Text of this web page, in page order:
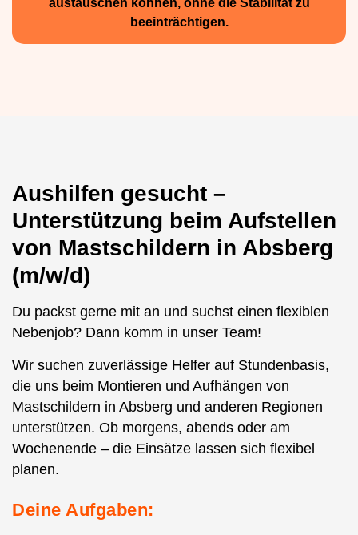
beeinträchtigen.
Aushilfen gesucht –
Unterstützung beim Aufstellen
von Mastschildern in Absberg
(m/w/d)
Du packst gerne mit an und suchst einen flexiblen
Nebenjob? Dann komm in unser Team!
Wir suchen zuverlässige Helfer auf Stundenbasis,
die uns beim Montieren und Aufhängen von
Mastschildern in Absberg und anderen Regionen
unterstützen. Ob morgens, abends oder am
Wochenende – die Einsätze lassen sich flexibel
planen.
Deine Aufgaben: